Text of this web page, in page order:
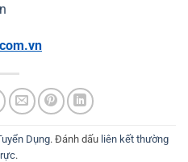
Dụng. Đánh dấu liên kết thường
.